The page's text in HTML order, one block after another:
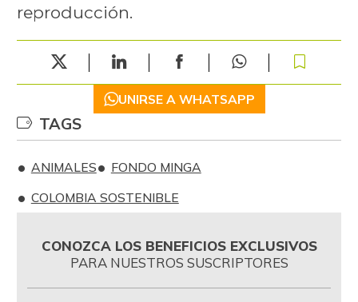
reproducción.
UNIRSE A WHATSAPP
TAGS
ANIMALES
FONDO MINGA
COLOMBIA SOSTENIBLE
CONOZCA LOS BENEFICIOS EXCLUSIVOS
PARA NUESTROS SUSCRIPTORES